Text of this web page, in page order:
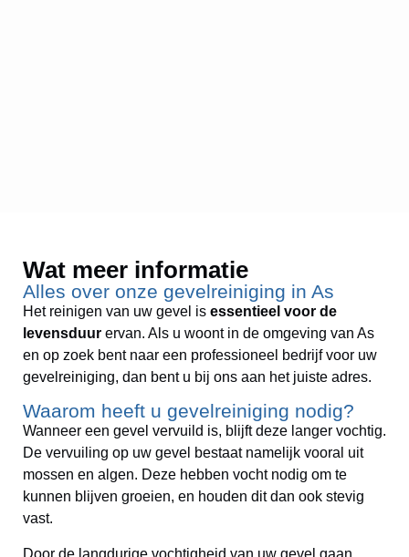
Wat meer informatie
Alles over onze gevelreiniging in As
Het reinigen van uw gevel is essentieel voor de
levensduur ervan. Als u woont in de omgeving van As
en op zoek bent naar een professioneel bedrijf voor uw
gevelreiniging, dan bent u bij ons aan het juiste adres.
Waarom heeft u gevelreiniging nodig?
Wanneer een gevel vervuild is, blijft deze langer vochtig.
De vervuiling op uw gevel bestaat namelijk vooral uit
mossen en algen. Deze hebben vocht nodig om te
kunnen blijven groeien, en houden dit dan ook stevig
vast.
Door de langdurige vochtigheid van uw gevel gaan